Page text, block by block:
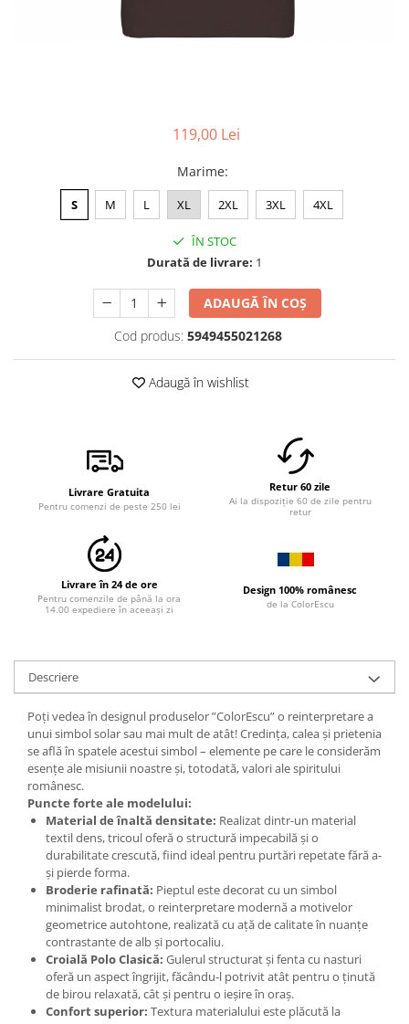
119,00 Lei
Marime:
S M L XL 2XL 3XL 4XL
ÎN STOC
Durată de livrare: 1
ADAUGĂ ÎN COȘ
Cod produs: 5949455021268
Adaugă în wishlist
Livrare Gratuita
Pentru comenzi de peste 250 lei
Retur 60 zile
Ai la dispoziție 60 de zile pentru
retur
Livrare în 24 de ore
Pentru comenzile de până la ora
14.00 expediere în aceeași zi
Design 100% românesc
de la ColorEscu
Descriere
Poți vedea în designul produselor ”ColorEscu” o reinterpretare a
unui simbol solar sau mai mult de atât! Credinţa, calea şi prietenia
se află în spatele acestui simbol – elemente pe care le considerăm
esenţe ale misiunii noastre şi, totodată, valori ale spiritului
românesc.
Puncte forte ale modelului:
Material de înaltă densitate: Realizat dintr-un material
textil dens, tricoul oferă o structură impecabilă și o
durabilitate crescută, fiind ideal pentru purtări repetate fără a-
și pierde forma.
Broderie rafinată: Pieptul este decorat cu un simbol
minimalist brodat, o reinterpretare modernă a motivelor
geometrice autohtone, realizată cu ață de calitate în nuanțe
contrastante de alb și portocaliu.
Croială Polo Clasică: Gulerul structurat și fenta cu nasturi
oferă un aspect îngrijit, făcându-l potrivit atât pentru o ținută
de birou relaxată, cât și pentru o ieșire în oraș.
Confort superior: Textura materialului este plăcută la